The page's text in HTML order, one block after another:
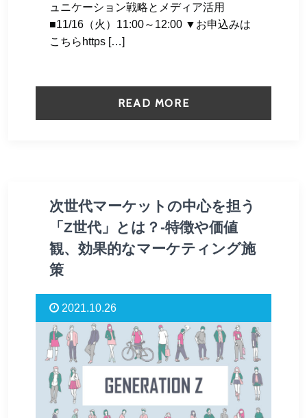
ュニケーション戦略とメディア活用
■11/16（火）11:00～12:00 ▼お申込みは
こちらhttps […]
READ MORE
次世代マーケットの中心を担う
「Z世代」とは？-特徴や価値
観、効果的なマーケティング施
策
2021.10.26